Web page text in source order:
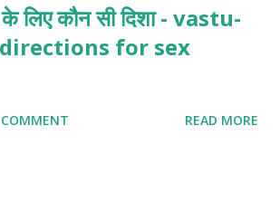
लिए कौन सी दिशा - vastu-
for sex
READ MORE